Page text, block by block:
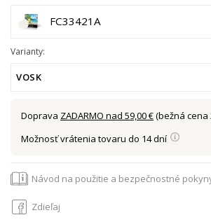
FC33421A
Varianty:
VOSK
Doprava ZADARMO nad 59,00 €(bežná cena
Možnosť vrátenia tovaru do 14 dní
Návod na použitie a bezpečnostné
Zdieľaj